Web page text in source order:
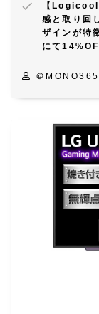
【
感と取り回
ザインが特
にて
＠